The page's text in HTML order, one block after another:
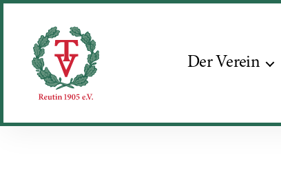
Reutin
Der Verein